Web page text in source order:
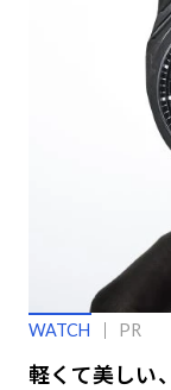
WATCH PR
軽くて美しい